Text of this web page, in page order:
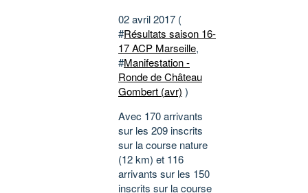
02 avril 2017 (
#Résultats saison 16-
17 ACP Marseille,
#Manifestation -
Ronde de Château
Gombert (avr) )
Avec 170 arrivants
sur les 209 inscrits
sur la course nature
(12 km) et 116
arrivants sur les 150
inscrits sur la course